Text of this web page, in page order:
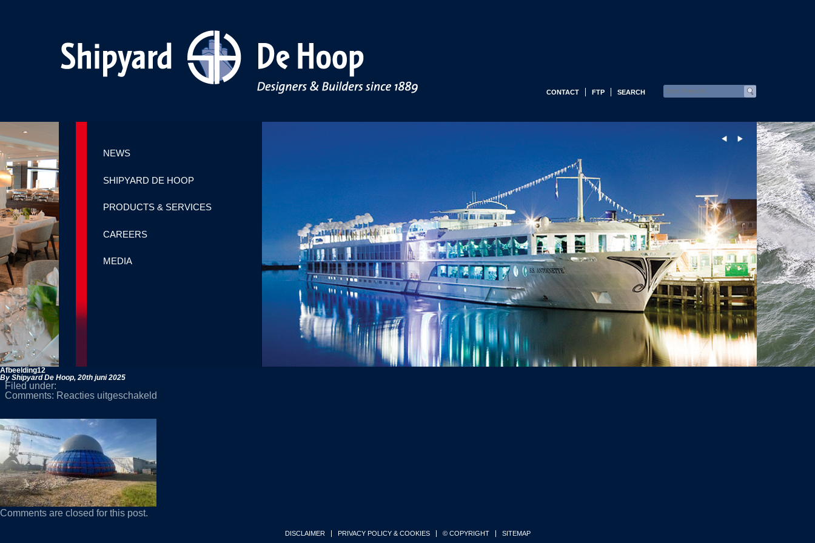
CONTACT FTP SEARCH
NEWS
SHIPYARD DE HOOP
PRODUCTS & SERVICES
CAREERS
MEDIA
Afbeelding12
By Shipyard De Hoop, 20th juni 2025
Filed under:
Comments: Reacties uitgeschakeld
Comments are closed for this post.
DISCLAIMER PRIVACY POLICY & COOKIES © COPYRIGHT SITEMAP